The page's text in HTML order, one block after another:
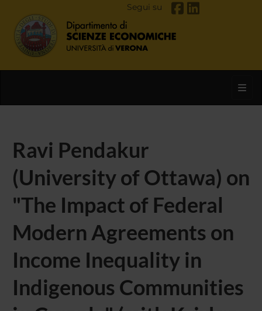
Segui su
Ravi Pendakur
(University of Ottawa) on
"The Impact of Federal
Modern Agreements on
Income Inequality in
Indigenous Communities